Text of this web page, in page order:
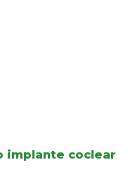
implante coclear